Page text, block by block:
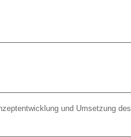
und Umsetzung